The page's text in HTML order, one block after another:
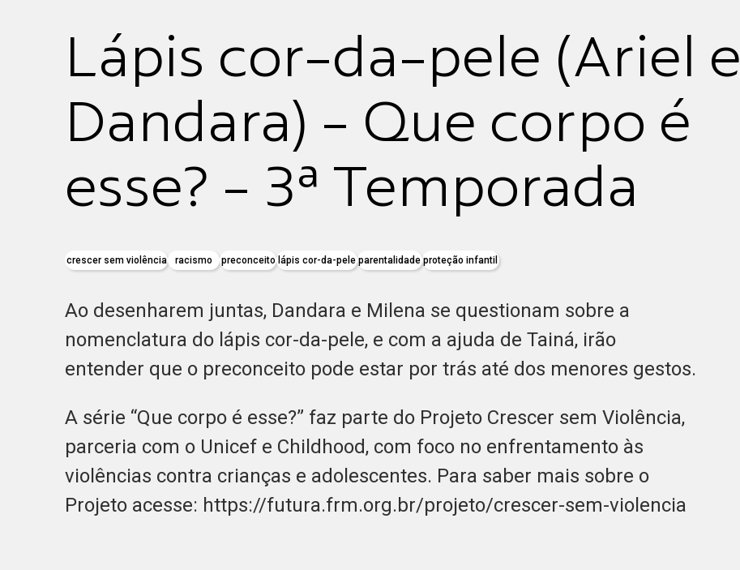
Lápis cor-da-pele (Ariel e
Dandara) - Que corpo é
esse? - 3ª Temporada
crescer sem violência racismo preconceito lápis cor-da-pele parentalidade proteção infantil
Ao desenharem juntas, Dandara e Milena se questionam sobre a
nomenclatura do lápis cor-da-pele, e com a ajuda de Tainá, irão
entender que o preconceito pode estar por trás até dos menores gestos.
A série “Que corpo é esse?” faz parte do Projeto Crescer sem Violência,
parceria com o Unicef e Childhood, com foco no enfrentamento às
violências contra crianças e adolescentes. Para saber mais sobre o
Projeto acesse: https://futura.frm.org.br/projeto/crescer-sem-violencia